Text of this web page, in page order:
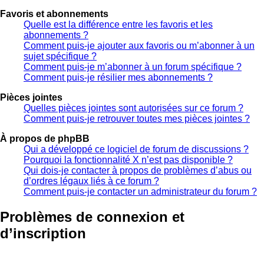
Favoris et abonnements
Quelle est la différence entre les favoris et les
abonnements ?
Comment puis-je ajouter aux favoris ou m’abonner à un
sujet spécifique ?
Comment puis-je m’abonner à un forum spécifique ?
Comment puis-je résilier mes abonnements ?
Pièces jointes
Quelles pièces jointes sont autorisées sur ce forum ?
Comment puis-je retrouver toutes mes pièces jointes ?
À propos de phpBB
Qui a développé ce logiciel de forum de discussions ?
Pourquoi la fonctionnalité X n’est pas disponible ?
Qui dois-je contacter à propos de problèmes d’abus ou
d’ordres légaux liés à ce forum ?
Comment puis-je contacter un administrateur du forum ?
Problèmes de connexion et
d’inscription